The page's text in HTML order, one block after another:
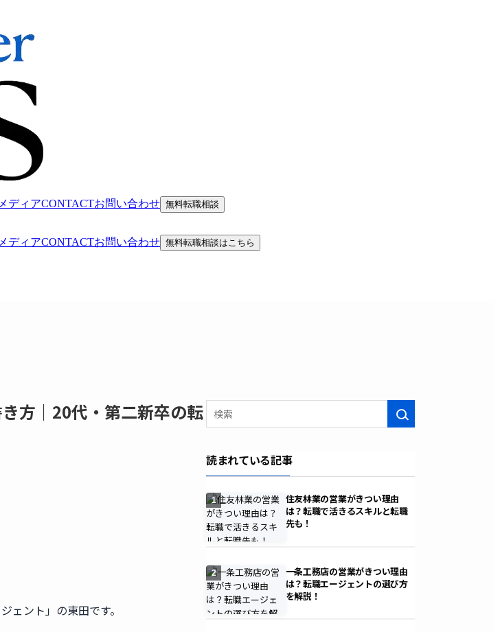
メディアCONTACTお問い合わせ 無料転職相談
メディアCONTACTお問い合わせ 無料転職相談はこちら
方｜20代・第二新卒の転
ェント」の東田です。
検索
読まれている記事
1
住友林業の営業がきつい理由
は？転職で活きるスキルと転職
先も！
2
一条工務店の営業がきつい理由
は？転職エージェントの選び方
を解説！